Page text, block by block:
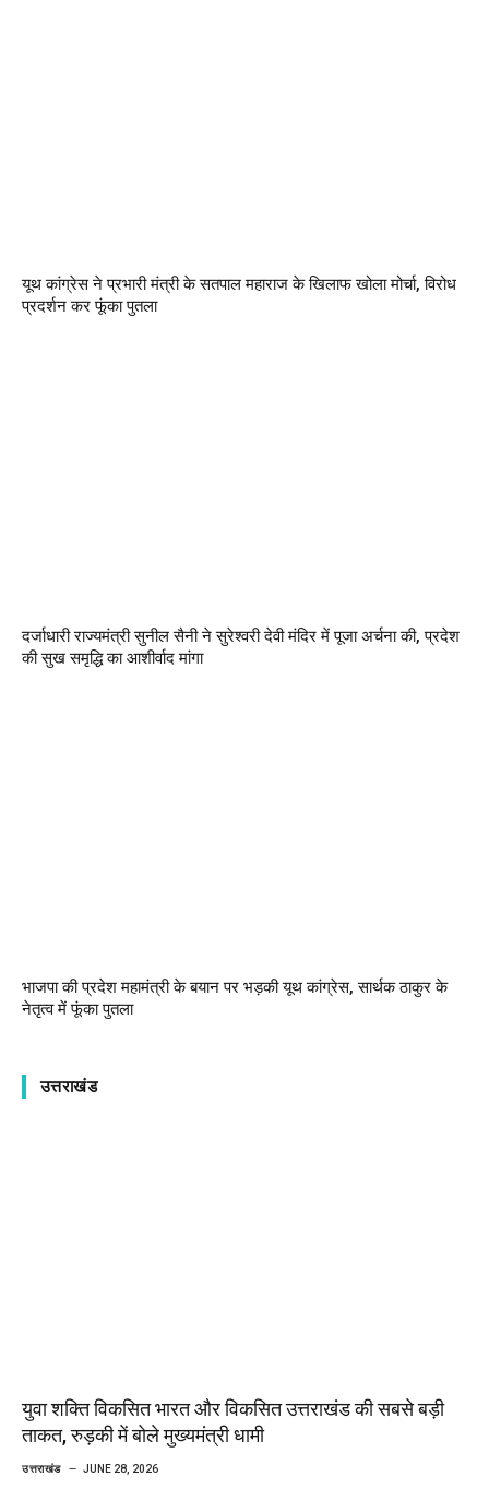
यूथ कांग्रेस ने प्रभारी मंत्री के सतपाल महाराज के खिलाफ खोला मोर्चा, विरोध
प्रदर्शन कर फूंका पुतला
दर्जाधारी राज्यमंत्री सुनील सैनी ने सुरेश्वरी देवी मंदिर में पूजा अर्चना की, प्रदेश
की सुख समृद्धि का आशीर्वाद मांगा
भाजपा की प्रदेश महामंत्री के बयान पर भड़की यूथ कांग्रेस, सार्थक ठाकुर के
नेतृत्व में फूंका पुतला
उत्तराखंड
युवा शक्ति विकसित भारत और विकसित उत्तराखंड की सबसे बड़ी
ताकत, रुड़की में बोले मुख्यमंत्री धामी
उत्तराखंड JUNE 28, 2026